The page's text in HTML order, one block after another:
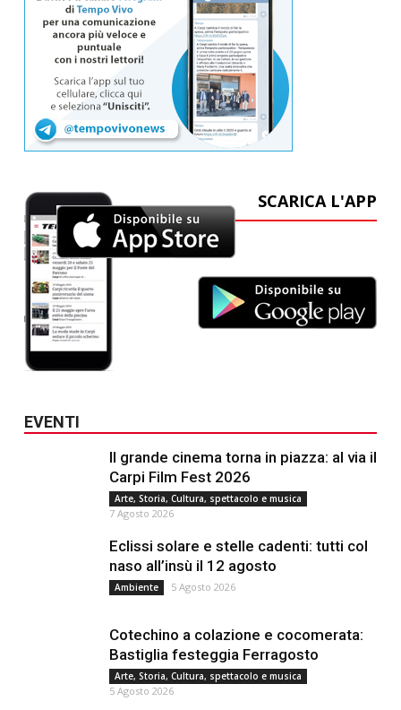
SCARICA L'APP
EVENTI
Il grande cinema torna in piazza: al via il
Carpi Film Fest 2026
Arte, Storia, Cultura, spettacolo e musica
7 Agosto 2026
Eclissi solare e stelle cadenti: tutti col
naso all’insù il 12 agosto
Ambiente 5 Agosto 2026
Cotechino a colazione e cocomerata:
Bastiglia festeggia Ferragosto
Arte, Storia, Cultura, spettacolo e musica
5 Agosto 2026